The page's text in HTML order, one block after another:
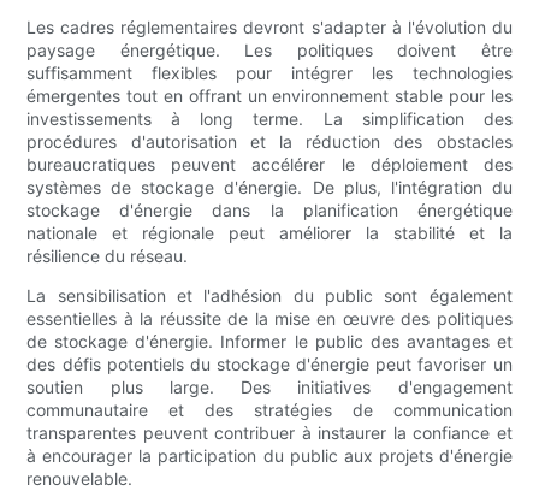
Les cadres réglementaires devront s'adapter à l'évolution du
paysage énergétique. Les politiques doivent être
suffisamment flexibles pour intégrer les technologies
émergentes tout en offrant un environnement stable pour les
investissements à long terme. La simplification des
procédures d'autorisation et la réduction des obstacles
bureaucratiques peuvent accélérer le déploiement des
systèmes de stockage d'énergie. De plus, l'intégration du
stockage d'énergie dans la planification énergétique
nationale et régionale peut améliorer la stabilité et la
résilience du réseau.
La sensibilisation et l'adhésion du public sont également
essentielles à la réussite de la mise en œuvre des politiques
de stockage d'énergie. Informer le public des avantages et
des défis potentiels du stockage d'énergie peut favoriser un
soutien plus large. Des initiatives d'engagement
communautaire et des stratégies de communication
transparentes peuvent contribuer à instaurer la confiance et
à encourager la participation du public aux projets d'énergie
renouvelable.